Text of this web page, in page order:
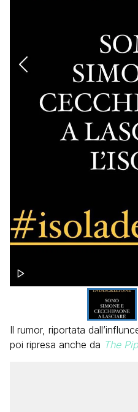
Il rumor, riportata
poi ripresa anche da The